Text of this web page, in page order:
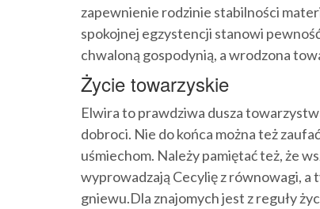
zapewnienie rodzinie stabilności
spokojnej egzystencji stanowi
chwaloną gospodynią, a wrodzona
Życie towarzyskie
Elwira to prawdziwa dusza
dobroci. Nie do końca można też
uśmiechom. Należy pamiętać też, że
wyprowadzają Cecylię z równowagi, a
gniewu.Dla znajomych jest z reguły